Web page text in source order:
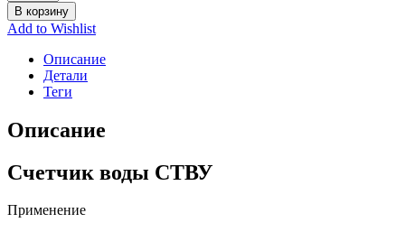
В корзину
Add to Wishlist
Описание
Детали
Теги
Описание
Счетчик воды СТВУ
Применение